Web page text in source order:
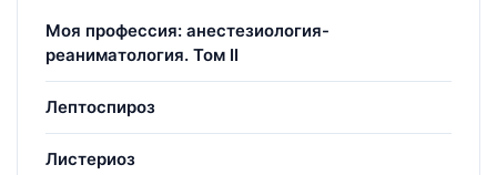
Моя профессия: анестезиология-
реаниматология. Том II
Лептоспироз
Листериоз